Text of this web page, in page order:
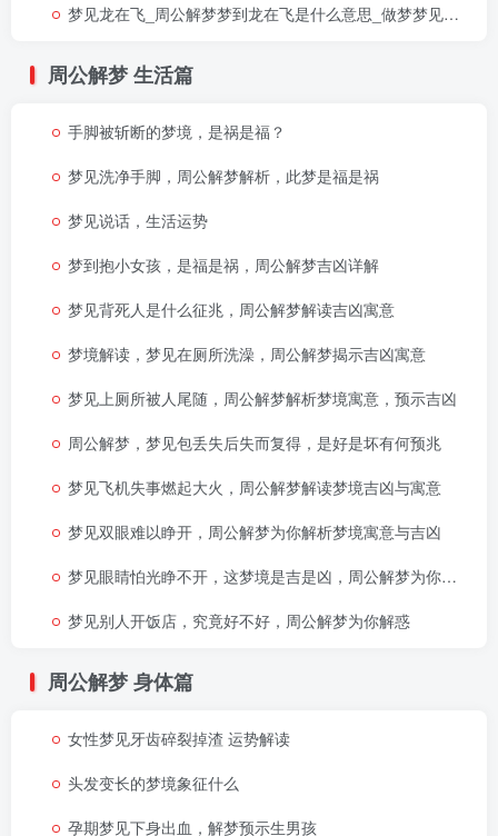
梦见龙在飞_周公解梦梦到龙在飞是什么意思_做梦梦见龙在飞好不好
周公解梦生活篇
手脚被斩断的梦境，是祸是福？
梦见洗净手脚，周公解梦解析，此梦是福是祸
梦见说话，生活运势
梦到抱小女孩，是福是祸，周公解梦吉凶详解
梦见背死人是什么征兆，周公解梦解读吉凶寓意
梦境解读，梦见在厕所洗澡，周公解梦揭示吉凶寓意
梦见上厕所被人尾随，周公解梦解析梦境寓意，预示吉凶
周公解梦，梦见包丢失后失而复得，是好是坏有何预兆
梦见飞机失事燃起大火，周公解梦解读梦境吉凶与寓意
梦见双眼难以睁开，周公解梦为你解析梦境寓意与吉凶
梦见眼睛怕光睁不开，这梦境是吉是凶，周公解梦为你详解其寓意
梦见别人开饭店，究竟好不好，周公解梦为你解惑
周公解梦身体篇
女性梦见牙齿碎裂掉渣 运势解读
头发变长的梦境象征什么
孕期梦见下身出血，解梦预示生男孩